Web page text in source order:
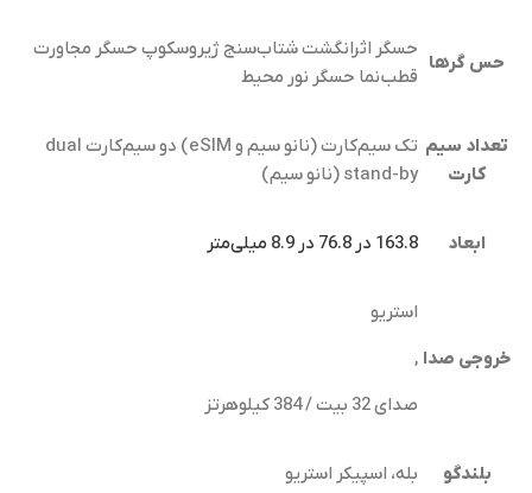
حس گرها
حسگر اثرانگشت شتاب‌سنج ژیروسکوپ حسگر مجاورت
قطب‌نما حسگر نور محیط
تعداد سیم
کارت
تک سیم‌کارت (نانو سیم و eSIM) دو سیم‌کارت dual
stand-by (نانو سیم)
ابعاد 163.8 در 76.8 در 8.9 میلی‌متر
خروجی صدا
استریو
,
صدای 32 بیت / 384 کیلوهرتز
بلندگو بله، اسپیکر استریو